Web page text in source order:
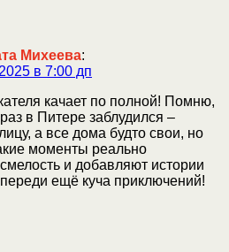
Михеева:
в 7:00 дп
качает по полной! Помню,
в Питере заблудился –
а все дома будто свои, но
моменты реально
и добавляют истории
ещё куча приключений!